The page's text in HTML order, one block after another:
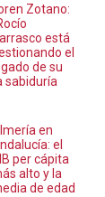
Zotano:
está
el
de su
sabiduría
en
el
per cápita
alto y la
de edad